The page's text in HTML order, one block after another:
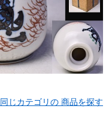
同じカテゴリの 商品を探す